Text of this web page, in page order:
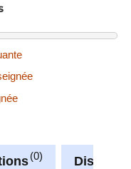
service (WMS)
GR_Employme
0